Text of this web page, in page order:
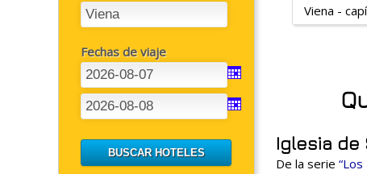
Fechas de viaje
Viena -
Iglesia de
De la serie